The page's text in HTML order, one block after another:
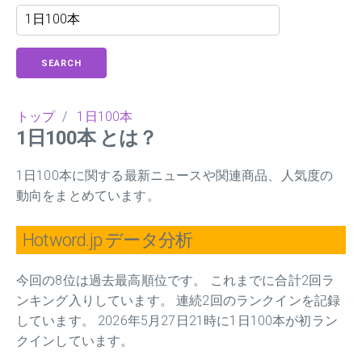
SEARCH
トップ/ 1日100本
1日100本 とは？
1日100本に関する最新ニュースや関連商品、人気度の
動向をまとめています。
Hotword.jp データ分析
今回の8位は過去最高順位です。 これまでに合計2回ラ
ンキング入りしています。 連続2回のランクインを記録
しています。 2026年5月27日21時に1日100本が初ラン
クインしています。